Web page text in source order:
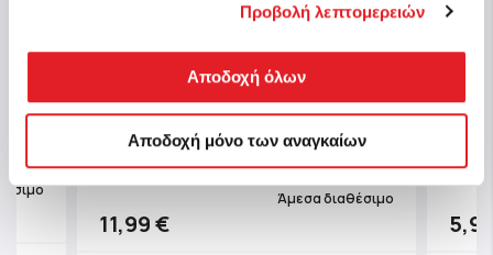
Προβολή λεπτομερειών
Αποδοχή όλων
Αποδοχή μόνο των αναγκαίων
Baby Clementoni Βρεφικό Μουσικό
Ξυλόφωνο Δεινοσαυράκι Για 18+
Μηνών
Κωδ.: 1000-17263
11,99 €
Άμεσα διαθέσιμο
Run
Κωδ.: